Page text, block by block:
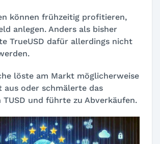
können frühzeitig profitieren,
anlegen. Anders als bisher
TrueUSD dafür allerdings nicht
löste am Markt möglicherweise
aus oder schmälerte das
TUSD und führte zu Abverkäufen.